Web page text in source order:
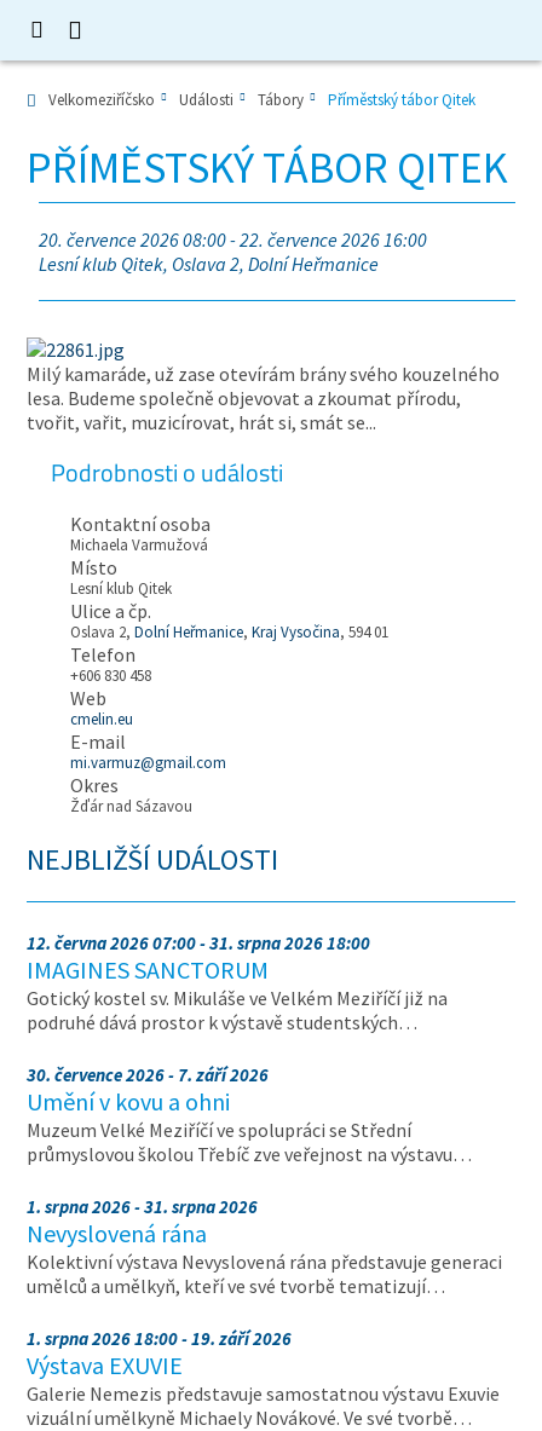
Velkomeziříčsko Události Tábory Příměstský tábor Qitek
PŘÍMĚSTSKÝ TÁBOR QITEK
20. července 2026 08:00 - 22. července 2026 16:00
Lesní klub Qitek, Oslava 2, Dolní Heřmanice
Milý kamaráde, už zase otevírám brány svého kouzelného
lesa. Budeme společně objevovat a zkoumat přírodu,
tvořit, vařit, muzicírovat, hrát si, smát se...
Podrobnosti o události
Kontaktní osoba
Michaela Varmužová
Místo
Lesní klub Qitek
Ulice a čp.
Oslava 2,Dolní Heřmanice,Kraj Vysočina, 594 01
Telefon
+606 830 458
Web
cmelin.eu
E-mail
mi.varmuz@gmail.com
Okres
Žďár nad Sázavou
NEJBLIŽŠÍ UDÁLOSTI
12. června 2026 07:00 - 31. srpna 2026 18:00
IMAGINES SANCTORUM
Gotický kostel sv. Mikuláše ve Velkém Meziříčí již na
podruhé dává prostor k výstavě studentských…
30. července 2026 - 7. září 2026
Umění v kovu a ohni
Muzeum Velké Meziříčí ve spolupráci se Střední
průmyslovou školou Třebíč zve veřejnost na výstavu…
1. srpna 2026 - 31. srpna 2026
Nevyslovená rána
Kolektivní výstava Nevyslovená rána představuje generaci
umělců a umělkyň, kteří ve své tvorbě tematizují…
1. srpna 2026 18:00 - 19. září 2026
Výstava EXUVIE
Galerie Nemezis představuje samostatnou výstavu Exuvie
vizuální umělkyně Michaely Novákové. Ve své tvorbě…